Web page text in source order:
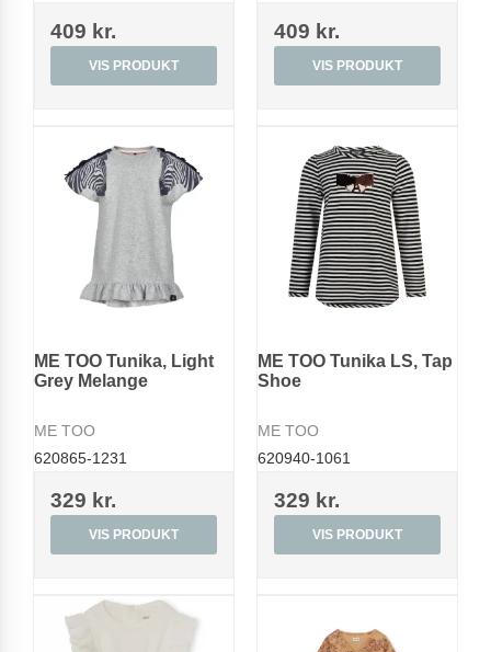
409 kr.
VIS PRODUKT
409 kr.
VIS PRODUKT
ME TOO Tunika, Light
Grey Melange
ME TOO
620865-1231
329 kr.
VIS PRODUKT
ME TOO Tunika LS, Tap
Shoe
ME TOO
620940-1061
329 kr.
VIS PRODUKT